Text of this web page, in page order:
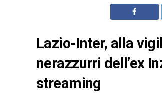
Lazio-Inter, alla
nerazzurri dell’ex
streaming